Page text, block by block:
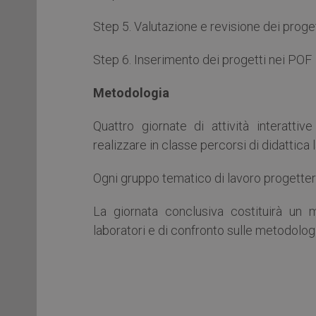
Step 5. Valutazione e revisione dei
Step 6. Inserimento dei progetti nei POF
Metodologia
Quattro giornate di attività
realizzare in classe percorsi di didattica
Ogni gruppo tematico di lavoro
La giornata conclusiva costituirà un
laboratori e di confronto sulle